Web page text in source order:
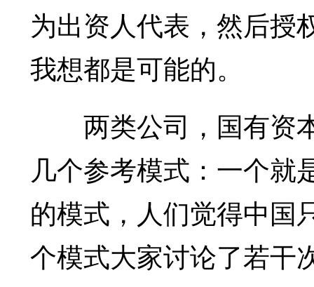
为出资人代表，然后授
我想都是可能的。
两类公司，国有资
几个参考模式：一个就
的模式，人们觉得中国
个模式大家讨论了若干